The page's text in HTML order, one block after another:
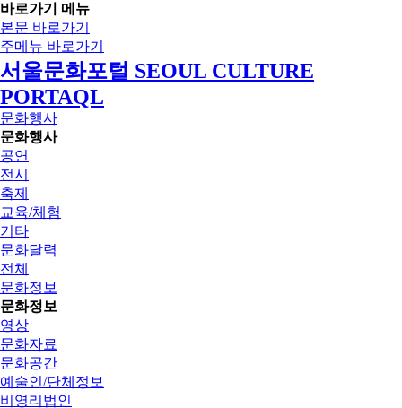
바로가기 메뉴
본문 바로가기
주메뉴 바로가기
서울문화포털 SEOUL CULTURE
PORTAQL
문화행사
문화행사
공연
전시
축제
교육/체험
기타
문화달력
전체
문화정보
문화정보
영상
문화자료
문화공간
예술인/단체정보
비영리법인